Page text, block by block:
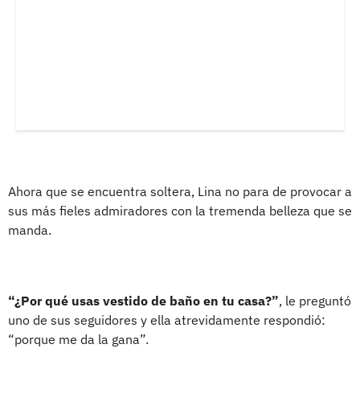
Ahora que se encuentra soltera, Lina no para de provocar a
sus más fieles admiradores con la tremenda belleza que se
manda.
“¿Por qué usas vestido de baño en tu casa?”, le preguntó
uno de sus seguidores y ella atrevidamente respondió:
“porque me da la gana”.